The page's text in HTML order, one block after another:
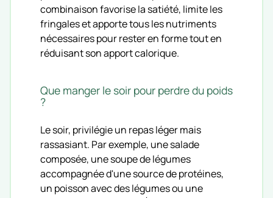
combinaison favorise la satiété, limite les
fringales et apporte tous les nutriments
nécessaires pour rester en forme tout en
réduisant son apport calorique.
Que manger le soir pour perdre du poids
?
Le soir, privilégie un repas léger mais
rassasiant. Par exemple, une salade
composée, une soupe de légumes
accompagnée d'une source de protéines,
un poisson avec des légumes ou une